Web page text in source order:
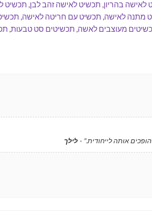
לאישה בהריון, תכשיט לאישה זהב לבן, תכשיט
מתנה לאישה, תכשיט עם חריטה לאישה,
מעוצבים לאשה, תכשיטים סט טבעות,
אותה לייחודית." -לילך